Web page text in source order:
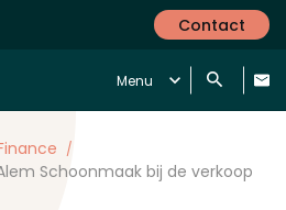
Contact
Menu
Schoonmaak bij de verkoop